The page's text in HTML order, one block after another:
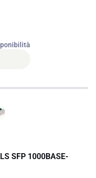
SFP 1000BASE-